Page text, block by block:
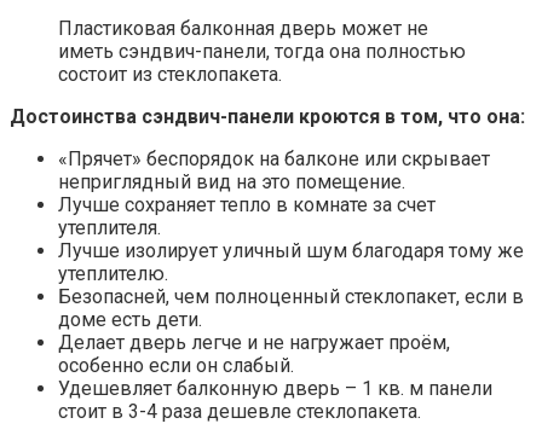
Пластиковая балконная дверь может не
иметь сэндвич-панели, тогда она полностью
состоит из стеклопакета.
Достоинства сэндвич-панели кроются в том, что она:
«Прячет» беспорядок на балконе или скрывает
неприглядный вид на это помещение.
Лучше сохраняет тепло в комнате за счет
утеплителя.
Лучше изолирует уличный шум благодаря тому же
утеплителю.
Безопасней, чем полноценный стеклопакет, если в
доме есть дети.
Делает дверь легче и не нагружает проём,
особенно если он слабый.
Удешевляет балконную дверь – 1 кв. м панели
стоит в 3-4 раза дешевле стеклопакета.